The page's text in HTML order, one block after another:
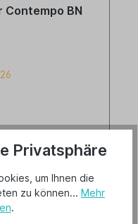
BN
Privatsphäre
um Ihnen die
zu können... Mehr
.